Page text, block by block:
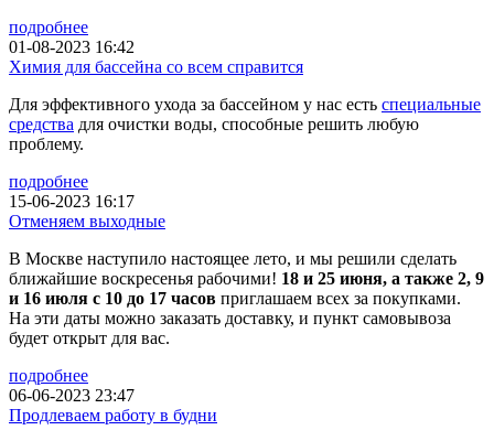
подробнее
01-08-2023 16:42
Химия для бассейна со всем справится
Для эффективного ухода за бассейном у нас есть специальные
средства для очистки воды, способные решить любую
проблему.
подробнее
15-06-2023 16:17
Отменяем выходные
В Москве наступило настоящее лето, и мы решили сделать
ближайшие воскресенья рабочими! 18 и 25 июня, а также 2, 9
и 16 июля с 10 до 17 часов приглашаем всех за покупками.
На эти даты можно заказать доставку, и пункт самовывоза
будет открыт для вас.
подробнее
06-06-2023 23:47
Продлеваем работу в будни